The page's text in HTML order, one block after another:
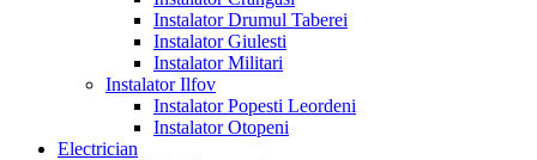
Instalator Drumul Taberei
Instalator Giulesti
Instalator Militari
Instalator Ilfov
Instalator Popesti Leordeni
Instalator Otopeni
Electrician